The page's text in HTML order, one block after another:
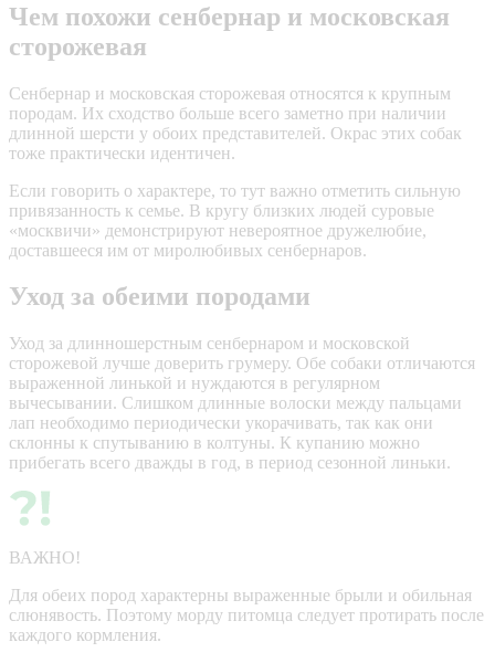
Чем похожи сенбернар и московская
сторожевая
Сенбернар и московская сторожевая относятся к крупным
породам. Их сходство больше всего заметно при наличии
длинной шерсти у обоих представителей. Окрас этих собак
тоже практически идентичен.
Если говорить о характере, то тут важно отметить сильную
привязанность к семье. В кругу близких людей суровые
«москвичи» демонстрируют невероятное дружелюбие,
доставшееся им от миролюбивых сенбернаров.
Уход за обеими породами
Уход за длинношерстным сенбернаром и московской
сторожевой лучше доверить грумеру. Обе собаки отличаются
выраженной линькой и нуждаются в регулярном
вычесывании. Слишком длинные волоски между пальцами
лап необходимо периодически укорачивать, так как они
склонны к спутыванию в колтуны. К купанию можно
прибегать всего дважды в год, в период сезонной линьки.
ВАЖНО!
Для обеих пород характерны выраженные брыли и обильная
слюнявость. Поэтому морду питомца следует протирать после
каждого кормления.